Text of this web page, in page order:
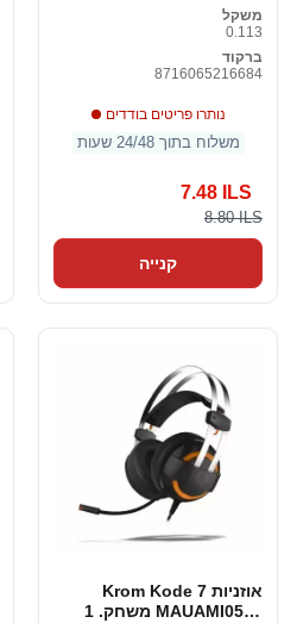
משקל
0.113
ברקוד
8716065216684
נותרו פריטים בודדים
משלוח בתוך 24/48 שעות
7.48 ILS
8.80 ILS
קנייה
Krom Kode 7 אוזניות
משחק. 1 MAUAMI0508